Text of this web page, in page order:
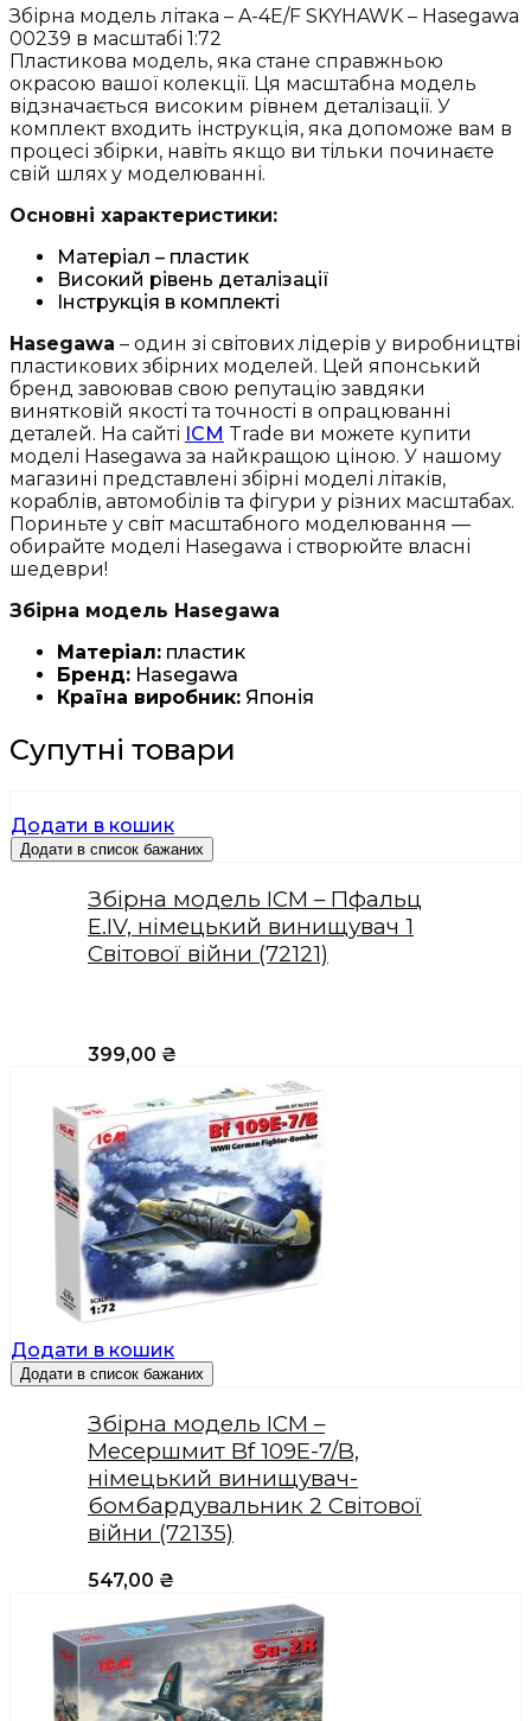
Hasegawa
00239
кількість
Збірна модель літака – A-4E/F SKYHAWK – Hasegawa
00239 в масштабі 1:72
Пластикова модель, яка стане справжньою
окрасою вашої колекції. Ця масштабна модель
відзначається високим рівнем деталізації. У
комплект входить інструкція, яка допоможе вам в
процесі збірки, навіть якщо ви тільки починаєте
свій шлях у моделюванні.
Основні характеристики:
Матеріал – пластик
Високий рівень деталізації
Інструкція в комплекті
Hasegawa – один зі світових лідерів у виробництві
пластикових збірних моделей. Цей японський
бренд завоював свою репутацію завдяки
винятковій якості та точності в опрацюванні
деталей. На сайті ICM Trade ви можете купити
моделі Hasegawa за найкращою ціною. У нашому
магазині представлені збірні моделі літаків,
кораблів, автомобілів та фігури у різних масштабах.
Пориньте у світ масштабного моделювання —
обирайте моделі Hasegawa і створюйте власні
шедеври!
Збірна модель Hasegawa
Матеріал: пластик
Бренд: Hasegawa
Країна виробник: Японія
Супутні товари
Додати в кошик
Додати в список бажаних
Збірна модель ICM – Пфальц
Е.IV, німецький винищувач 1
Світової війни (72121)
399,00 ₴
Додати в кошик
Додати в список бажаних
Збірна модель ICM –
Месершмит Bf 109E-7/B,
німецький винищувач-
бомбардувальник 2 Світової
війни (72135)
547,00 ₴